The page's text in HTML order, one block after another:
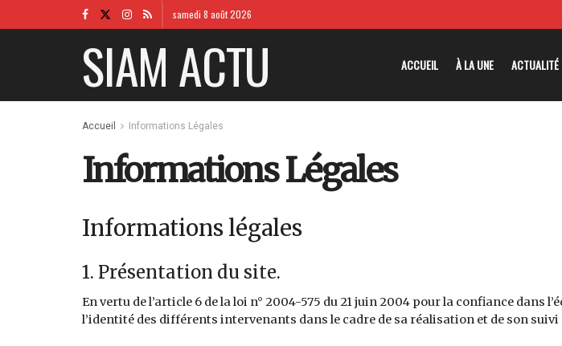
samedi 8 août 2026
SIAM ACTU ACCUEIL À LA UNE
Accueil Informations Légales
Informations Légales
Informations légales
1. Présentation du site.
En vertu de l’article 6 de la loi n° 2004-575 du 21 juin 2004 pour la confiance dans
l’identité des différents intervenants dans le cadre de sa réalisation et de son suivi